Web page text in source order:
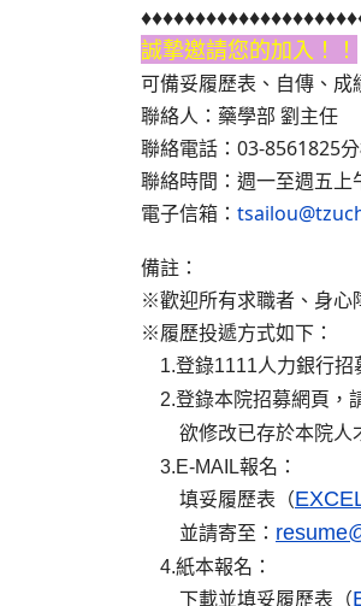
誠摯邀請您的加入！！
可備妥履歷表、自傳、
聯絡人：藥學部 劉主任
聯絡電話：03-8561825
聯絡時間：週一至週五
電子信箱：
備註：
※歡迎所有求職者、身心
※履歷投遞方式如下：
1.登錄1111人力銀行招
2.登錄本院招募網頁，
欲修改已存於本院人
3.E-MAIL報名：
填妥履歷表（
並請寄至：
4.紙本報名：
下載並填妥履歷表（